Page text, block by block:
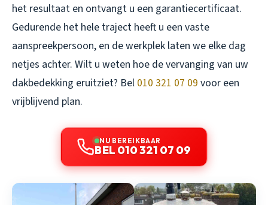
het resultaat en ontvangt u een garantiecertificaat.
Gedurende het hele traject heeft u een vaste
aanspreekpersoon, en de werkplek laten we elke dag
netjes achter. Wilt u weten hoe de vervanging van uw
dakbedekking eruitziet? Bel 010 321 07 09 voor een
vrijblijvend plan.
NU BEREIKBAAR
BEL 010 321 07 09